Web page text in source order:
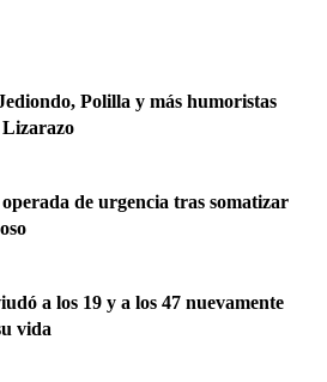
Polilla y más humoristas
Lizarazo
de urgencia tras somatizar
a los 19 y a los 47 nuevamente
vida